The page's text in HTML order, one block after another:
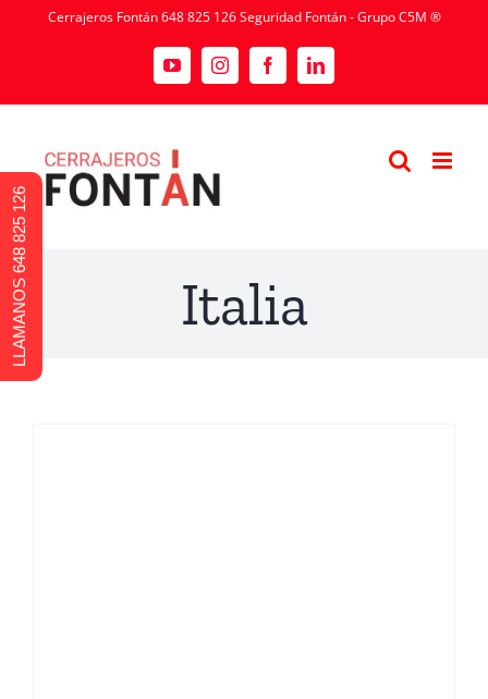
Cerrajeros Fontán 648 825 126 Seguridad Fontán - Grupo C5M ®
Italia
LLAMANOS 648 825 126